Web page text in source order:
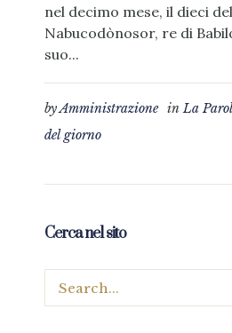
nel decimo mese, il dieci
Nabucodònosor, re di
suo...
byAmministrazione inLa
del giorno
Cerca nel sito